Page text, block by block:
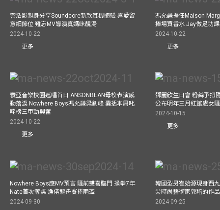
雲浩影親身分享Soundcore新款耳機體驗 喜愛留
意細節位 難忘MV導演真媽咪靚湯
2024-10-22
更多
馮允謙擔任Maison
捧場買香水 Jay做足功
2024-10-22
更多
寰亞音樂校園巡唱首日 ANSONBEAN母校表演感
動落淚 Nowhere Boys馮允謙梁釗峰 囊括本周叱
咤榜三甲勁興奮
2024-10-22
更多
鄧麗欣生日會 粉絲爭扭
公布明年三月紅館處女
2024-10-15
更多
Nowhere Boys應MV預言 騷前雙喜臨門 操拳7年
Nate首次奪獎 漁佬龍舟賽捧兩盃
2024-09-30
韓國型男崔始源現身西
尖時尚藝術家郭培的作
2024-09-25